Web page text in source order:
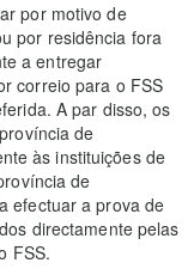
por motivo de
por residência fora
a entregar
correio para o FSS
A par disso, os
de
às instituições de
de
efectuar a prova de
directamente pelas
FSS.